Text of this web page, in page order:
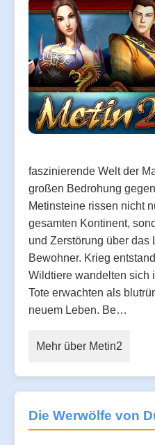
faszinierende Welt der
großen Bedrohung
Metinsteine rissen nicht
gesamten Kontinent,
und Zerstörung über das
Bewohner. Krieg
Wildtiere wandelten sich
Tote erwachten als
neuem Leben. Be…
Mehr über Metin2
Die Werwölfe von